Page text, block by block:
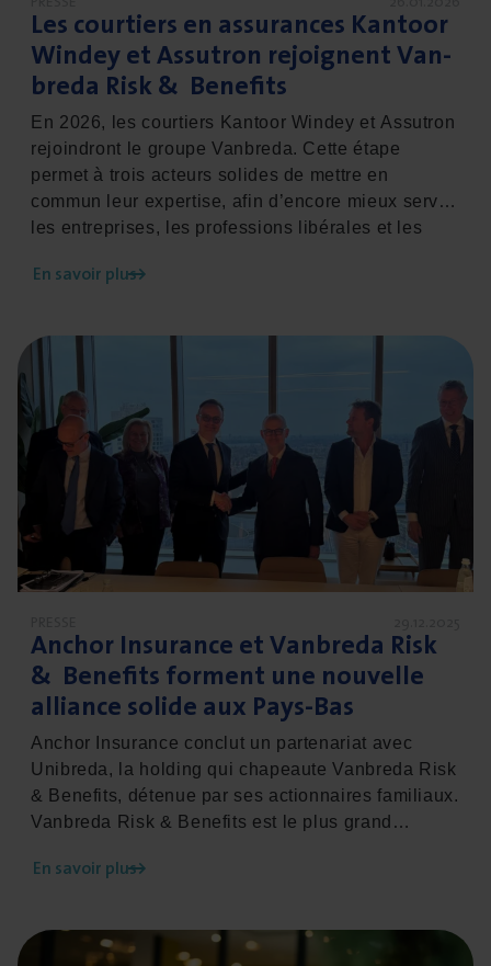
Vanbreda Risk & Benefits.
Les cour­tiers en assu­rances Kan­toor
Win­dey et Assu­tron rejoignent Van­
bre­da Risk& Benefits
En 2026, les courtiers Kantoor Windey et Assutron
rejoindront le groupe Vanbreda. Cette étape
permet à trois acteurs solides de mettre en
commun leur expertise, afin d’encore mieux servir
les entreprises, les professions libérales et les
Gand. Pedro Matthynssens, CEO de Vanbreda
valeurs sûres de cette région. Leur choix en faveur
entendons nous positionner en courtier
incontournable dans le pays de Waes. »
En savoir plus
Anchor Insu­rance et Van­bre­da Risk
& Bene­fits forment une nou­velle
alliance solide aux Pays-Bas
Anchor Insurance conclut un partenariat avec
Unibreda, la holding qui chapeaute Vanbreda Risk
& Benefits, détenue par ses actionnaires familiaux.
Vanbreda Risk & Benefits est le plus grand
Benelux. Grâce à cette collaboration, Anchor
développement en tant que courtier en assurances
de premier plan dans les secteurs de niche de la
En savoir plus
En savoir plus sur Anchor Insurance et Vanbreda Risk
En savoir plus sur L’indexation en centimes impacte